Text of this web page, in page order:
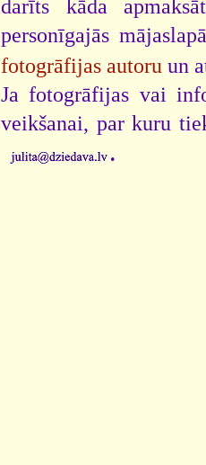
darīts kāda
personīgajās
fotogrāfijas autoru un
Ja fotogrāfijas vai
veikšanai, par kuru
.